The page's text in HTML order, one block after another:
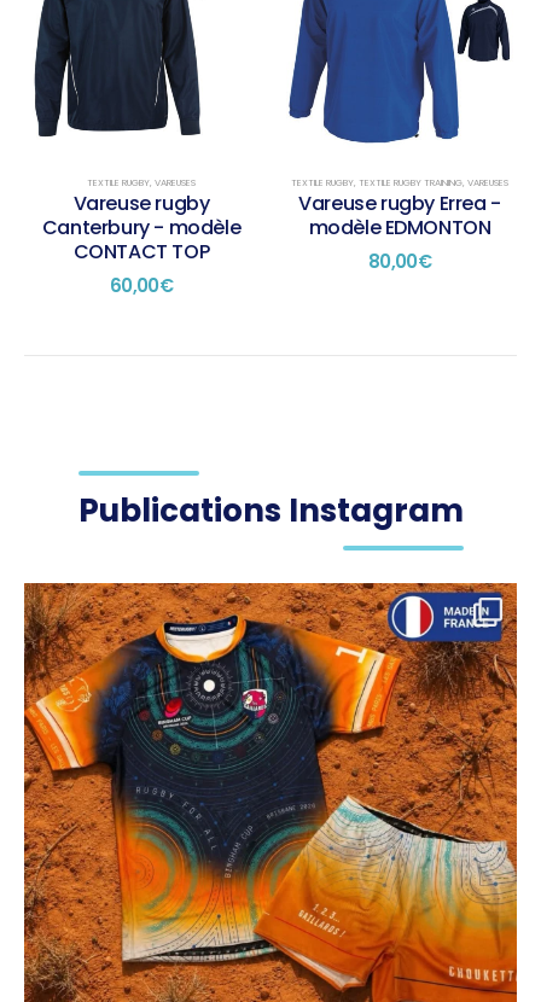
variations.
Les
options
peuvent
être
page
variations.
Les
options
peuvent
être
page
TEXTILE RUGBY, VAREUSES
Vareuse rugby
Canterbury - modèle
CONTACT TOP
60,00€
TEXTILE RUGBY, TEXTILE RUGBY TRAINING, VAREUSES
Vareuse rugby Errea -
modèle EDMONTON
80,00€
Publications Instagram